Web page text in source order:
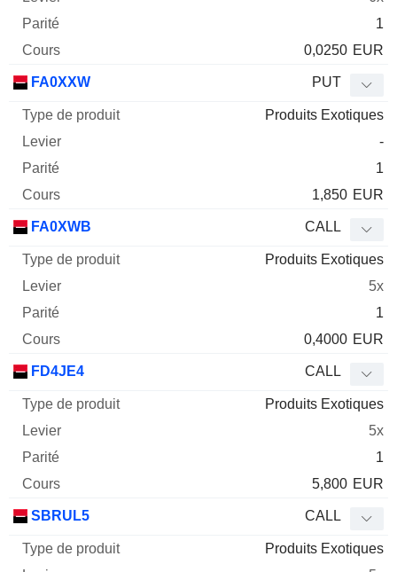
1
0,0250 EUR
FA0XXW PUT
Produits Exotiques
-
1
1,850 EUR
FA0XWB CALL
Produits Exotiques
5x
1
0,4000 EUR
FD4JE4 CALL
Produits Exotiques
5x
1
5,800 EUR
SBRUL5 CALL
Produits Exotiques